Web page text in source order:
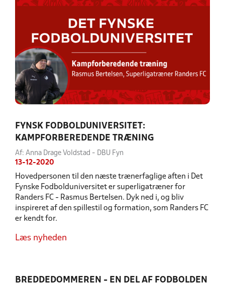
FYNSK FODBOLDUNIVERSITET:
KAMPFORBEREDENDE TRÆNING
Af: Anna Drage Voldstad - DBU Fyn
13-12-2020
Hovedpersonen til den næste trænerfaglige aften i Det
Fynske Fodbolduniversitet er superligatræner for
Randers FC - Rasmus Bertelsen. Dyk ned i, og bliv
inspireret af den spillestil og formation, som Randers FC
er kendt for.
Læs nyheden
BREDDEDOMMEREN - EN DEL AF FODBOLDEN